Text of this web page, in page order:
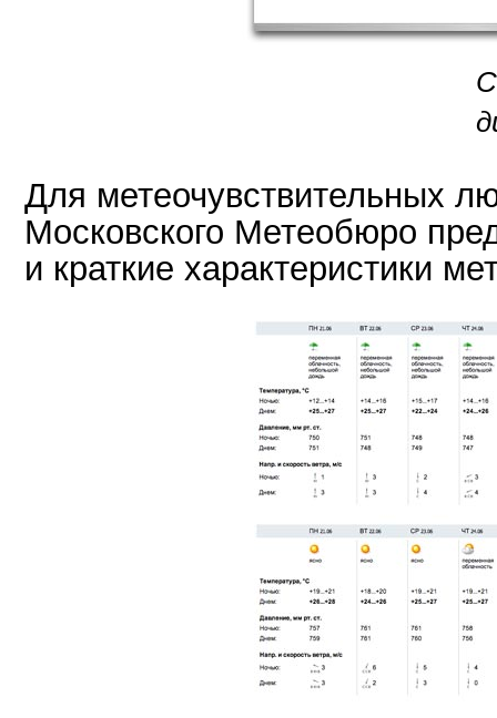
Для метеочувствительных
Московского Метеобюро
и краткие характеристики